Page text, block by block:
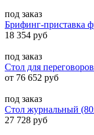
под заказ
Брифинг-приставка
18 354 руб
под заказ
Стол для
от 76 652 руб
под заказ
Стол журнальный
27 728 руб